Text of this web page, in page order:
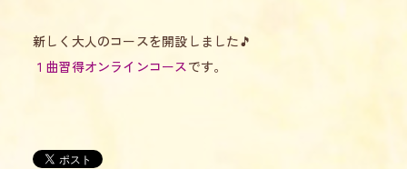
新しく大人のコースを開設しました🎵
１曲習得オンラインコースです。